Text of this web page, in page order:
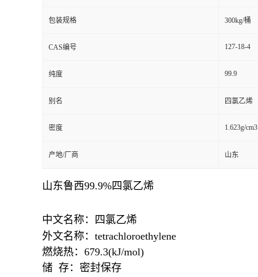
包装规格 300kg/桶
CAS编号 127-18-4
纯度 99.9
别名 四氯乙烯
密度 1.623g/cm3
产地/厂商 山东
山东鲁西99.9%四氯乙烯
中文名称：四氯乙烯
外文名称：tetrachloroethylene
燃烧热：679.3(kJ/mol)
储 存：密封保存